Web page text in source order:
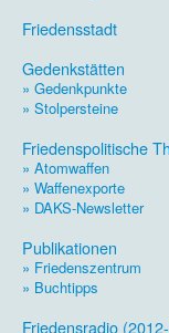
Friedensstadt
Gedenkstätten
» Gedenkpunkte
» Stolpersteine
Friedenspolitische
» Atomwaffen
» Waffenexporte
» DAKS-Newsletter
Publikationen
» Friedenszentrum
» Buchtipps
Friedensradio